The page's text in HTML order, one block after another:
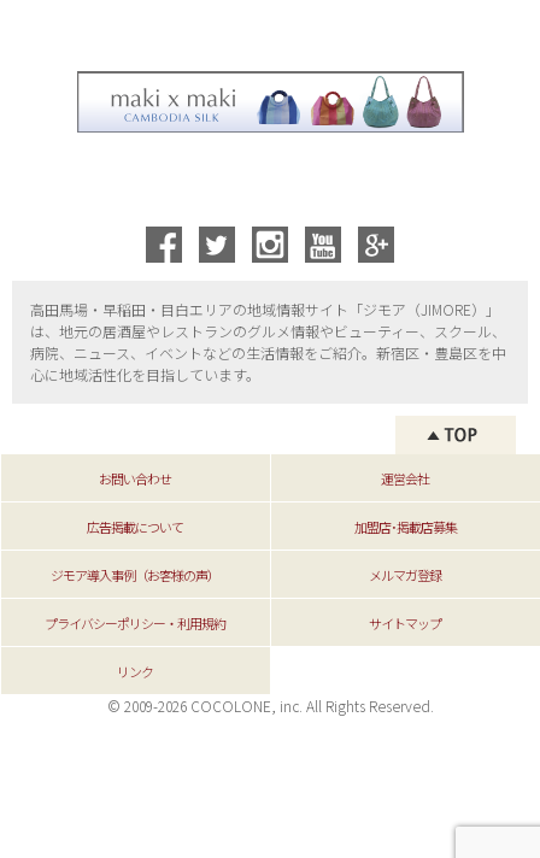
高田馬場・早稲田・目白エリアの地域情報サイト「ジモア（JIMORE）」
は、地元の居酒屋やレストランのグルメ情報やビューティー、
スクール、
病院、ニュース、イベントなどの生活情報をご紹介。新宿区・ 豊島区を中
心に地域活性化を目指しています。
お問い合わせ 運営会社
広告掲載について 加盟店･掲載店募集
ジモア導入事例（お客様の声） メルマガ登録
プライバシーポリシー・利用規約 サイトマップ
リンク
© 2009-2026 COCOLONE, inc. All Rights Reserved.